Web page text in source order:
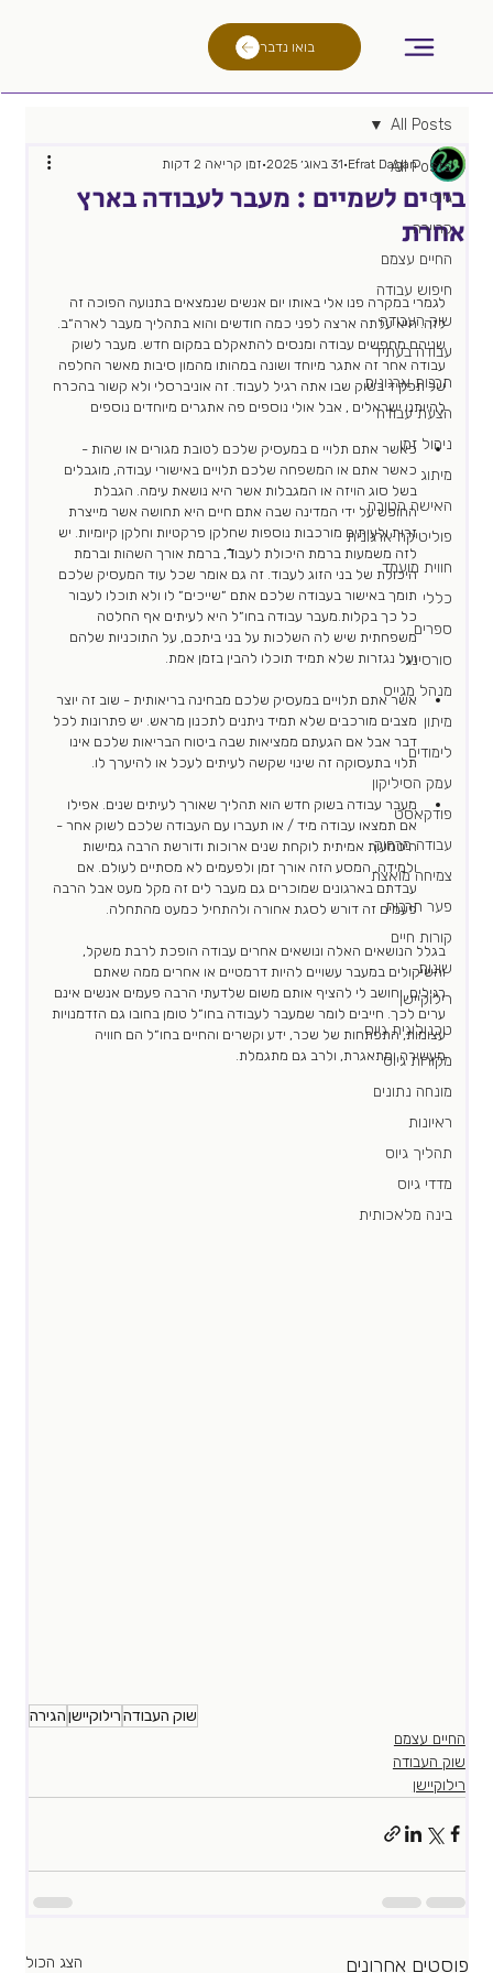
בואו נדבר
All Posts
גיוס
קריירה
החיים עצמם
חיפוש עבודה
שוק העבודה
עבודה בעתיד
תרבות ארגונית
הצעת עבודה
ניהול זמן
מיתוג
האישה הטובה
פוליטיקה ארגונית
חווית מועמד
כללי
ספרים
סורסינג
מנהל מגייס
מיתון
לימודים
עמק הסיליקון
פודקאסט
עבודה מרחוק
צמיחה מואצת
פער תרבות
קורות חיים
שונות
רילוקיישן
טכנולוגית גיוס
מקורות גיוס
מונחה נתונים
ראיונות
תהליך גיוס
מדדי גיוס
בינה מלאכותית
All Posts
בין ים לשמיים : מעבר לעבודה בארץ
אחרת
Efrat Dagan 31 באוג׳ 2025 זמן קריאה 2 דקות
לגמרי במקרה פנו אלי באותו יום אנשים שנמצאים בתנועה הפוכה זה
לזה. היא עלתה ארצה לפני כמה חודשים והוא בתהליך מעבר לארה״ב.
שניהם מחפשים עבודה ומנסים להתאקלם במקום חדש. מעבר לשוק
עבודה אחר זה אתגר מיוחד ושונה במהותו מהמון סיבות מאשר החלפה
של תפקיד בשוק שבו אתה רגיל לעבוד. זה אוניברסלי ולא קשור בהכרח
להיותנו ישראלים , אבל אולי נוספים פה אתגרים מיוחדים נוספים
כאשר אתם תלויי ם במעסיק שלכם לטובת מגורים או שהות -
כאשר אתם או המשפחה שלכם תלויים באישורי עבודה, מוגבלים
בשל סוג הויזה או המגבלות אשר היא נושאת עימה. הגבלת
החופש על ידי המדינה שבה אתם חיים היא תחושה אשר מייצרת
זרות ולעיתים מורכבות נוספות שחלקן פרקטיות וחלקן קיומיות. יש
לזה משמעות ברמת היכולת לעבודֿ, ברמת אורך השהות וברמת
היכולת של בני הזוג לעבוד. זה גם אומר שכל עוד המעסיק שלכם
תומך באישור בעבודה שלכם אתם ״שייכים״ לו ולא תוכלו לעבור
כל כך בקלות.מעבר עבודה בחו״ל היא לעיתים אף החלטה
משפחתית שיש לה השלכות על בני ביתכם, על התוכניות שלהם
ועל נגזרות שלא תמיד תוכלו להבין בזמן אמת.
אשר אתם תלויים במעסיק שלכם מבחינה בריאותית - שוב זה יוצר
מצבים מורכבים שלא תמיד ניתנים לתכנון מראש. יש פתרונות לכל
דבר אבל אם הגעתם ממציאות שבה ביטוח הבריאות שלכם אינו
תלוי בתעסוקה זה שינוי שקשה לעיתים לעכל או להיערך לו.
מעבר עבודה בשוק חדש הוא תהליך שאורך לעיתים שנים. אפילו
אם תמצאו עבודה מיד / או תעברו עם העבודה שלכם לשוק אחר -
היטמעות אמיתית לוקחת שנים ארוכות ודורשת הרבה גמישות
ולמידה. המסע הזה אורך זמן ולפעמים לא מסתיים לעולם. אם
עבדתם בארגונים שמוכרים גם מעבר לים זה מקל מעט אבל הרבה
פעמים זה דורש לסגת אחורה ולהתחיל כמעט מהתחלה.
בגלל הנושאים האלה ונושאים אחרים עבודה הופכת לרבת משקל,
והשיקולים במעבר עשויים להיות דרמטיים או אחרים ממה שאתם
רגילים, וחושב לי להציף אותם משום שלדעתי הרבה פעמים אנשים אינם
ערים לכך. חייבים לומר שמעבר לעבודה בחו״ל טומן בחובו גם הזדמנויות
עצומות, התפתחות של שכר, ידע וקשרים והחיים בחו״ל הם חוויה
מעשירה ומתאגרת, ולרב גם מתגמלת.
שוק העבודהרילוקיישןהגירה
החיים עצמם
שוק העבודה
רילוקיישן
פוסטים אחרונים הצג הכול